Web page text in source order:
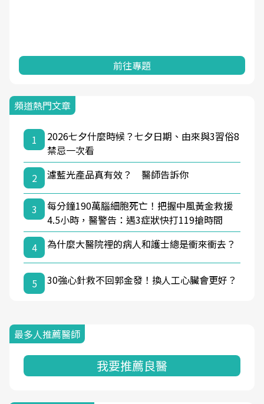
前往專題
頻道熱門文章
1
2026七夕什麼時候？七夕日期、由來與3習俗8
禁忌一次看
2
濾藍光產品真有效？ 醫師告訴你
3
每分鐘190萬腦細胞死亡！把握中風黃金救援
4.5小時，醫警告：遇3症狀快打119搶時間
4
為什麼大醫院裡的病人和護士總是衝來衝去？
5 30強心針救不回郭金發！換人工心臟會更好？
最多人推薦醫師
我要推薦良醫